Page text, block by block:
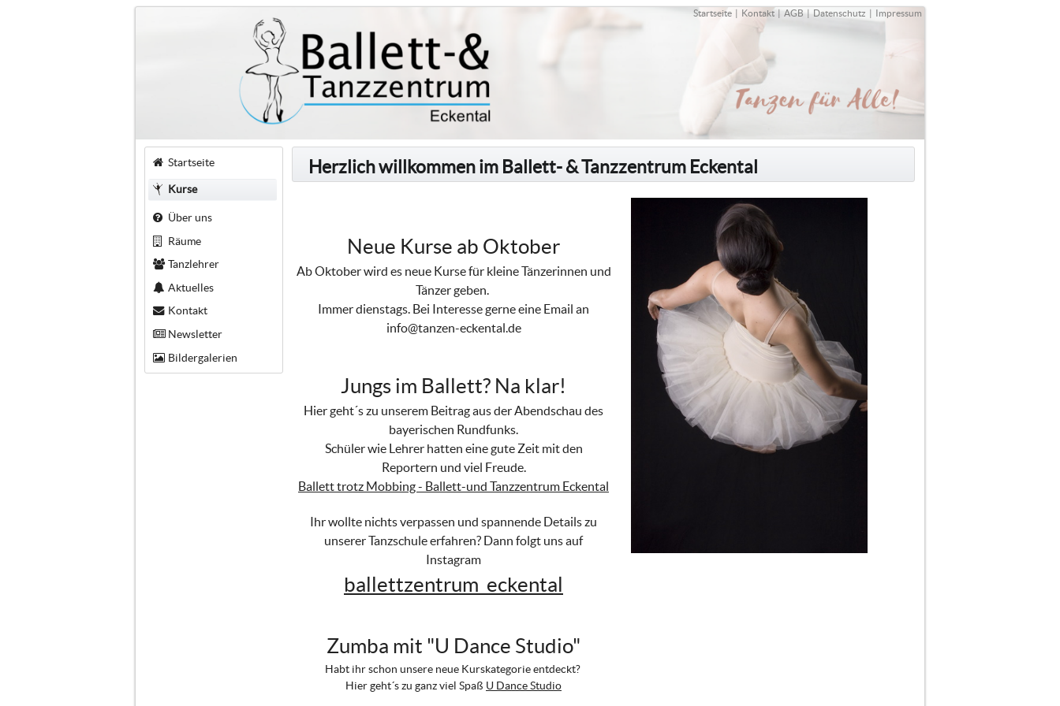
Startseite | Kontakt | AGB | Datenschutz | Impressum
Startseite
Kurse
Über uns
Räume
Tanzlehrer
Aktuelles
Kontakt
Newsletter
Bildergalerien
Herzlich willkommen im Ballett- & Tanzzentrum Eckental
Neue Kurse ab Oktober
Ab Oktober wird es neue Kurse für kleine Tänzerinnen und
Tänzer geben.
Immer dienstags. Bei Interesse gerne eine Email an
info@tanzen-eckental.de
Jungs im Ballett? Na klar!
Hier geht´s zu unserem Beitrag aus der Abendschau des
bayerischen Rundfunks.
Schüler wie Lehrer hatten eine gute Zeit mit den
Reportern und viel Freude.
Ballett trotz Mobbing - Ballett-und Tanzzentrum Eckental
Ihr wollte nichts verpassen und spannende Details zu
unserer Tanzschule erfahren? Dann folgt uns auf
Instagram
ballettzentrum_eckental
Zumba mit "U Dance Studio"
Habt ihr schon unsere neue Kurskategorie entdeckt?
Hier geht´s zu ganz viel Spaß U Dance Studio